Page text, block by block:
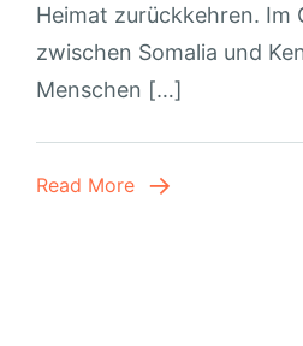
Heimat zurückkehren. Im
zwischen Somalia und
Menschen […]
Read More